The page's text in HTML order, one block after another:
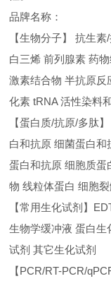
品牌名称：
【生物分子】 抗生
白三烯 前列腺素 药
激素结合物 半抗原
化素 tRNA 活性染料
【蛋白质/抗原/多肽
白和抗原 细菌蛋白
蛋白和抗原 细胞质蛋
物 线粒体蛋白 细胞
【常用生化试剂】
生物学缓冲液 蛋白生
试剂 其它生化试剂
【PCR/RT-PCR/